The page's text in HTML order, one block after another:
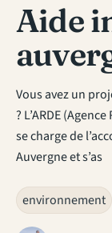
Aide
Vous avez un
? L’ARDE
se charge de
Auvergne et s’as
environnement